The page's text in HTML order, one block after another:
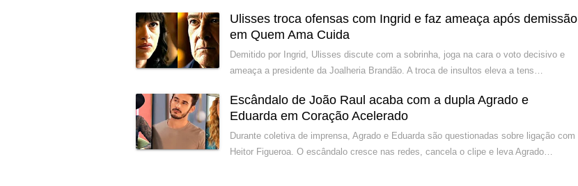
Ulisses troca ofensas com Ingrid e faz ameaça após demissão
em Quem Ama Cuida
Demitido por Ingrid, Ulisses discute com a sobrinha, joga na cara o voto decisivo e
ameaça a presidente da Joalheria Brandão. A troca de insultos eleva a tens…
Escândalo de João Raul acaba com a dupla Agrado e
Eduarda em Coração Acelerado
Durante coletiva de imprensa, Agrado e Eduarda são questionadas sobre ligação com
Heitor Figueroa. O escândalo cresce nas redes, cancela o clipe e leva Agrado…